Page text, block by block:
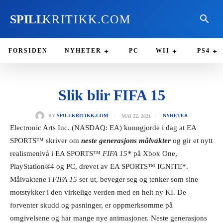
SPILLKRITIKK.COM
FORSIDEN NYHETER PC WII PS4
Slik blir FIFA 15
BY SPILLKRITIKK.COM MAI 22, 2021 NYHETER
Electronic Arts Inc. (NASDAQ: EA) kunngjorde i dag at EA
SPORTS™ skriver om neste generasjons målvakter og gir et nytt
realismenivå i EA SPORTS™ FIFA 15* på Xbox One,
PlayStation®4 og PC, drevet av EA SPORTS™ IGNITE*.
Målvaktene i FIFA 15 ser ut, beveger seg og tenker som sine
motstykker i den virkelige verden med en helt ny KI. De
forventer skudd og pasninger, er oppmerksomme på
omgivelsene og har mange nye animasjoner. Neste generasjons